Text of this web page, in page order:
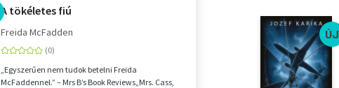
A tökéletes fiú
Freida McFadden
„Egyszerűen nem tudok betelni Freida
McFaddennel.” – Mrs B’s Book Reviews„Mrs. Cass,
ÚJ